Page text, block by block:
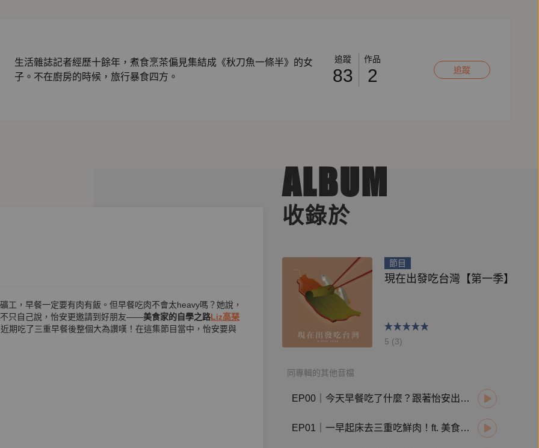
生活雜誌記者經歷十餘年，煮食烹茶偏見集結成《秋刀魚一條半》的女
子。不在廚房的時候，旅行暴食四方。
追蹤
83
作品
2 追蹤
，早餐一定要有肉有飯。但早餐吃肉不會太heavy嗎？她說，
只自己說，怡安更邀請到好朋友——美食家的自學之路Liz高琹
期吃了三重早餐後整個大為讚嘆！在這集節目當中，怡安要與
ALBUM
收錄於
節目
現在出發吃台灣【第一季】
5 (3)
同專輯的其他音檔
EP00｜今天早餐吃了什麼？跟著怡安出發吃爆 10 款早場小吃
EP01｜一早起床去三重吃鮮肉！ft. 美食家的自學之路 Liz 高琹雯